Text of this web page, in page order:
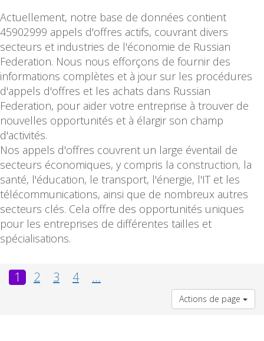
Actuellement, notre base de données contient
45902999 appels d'offres actifs, couvrant divers
secteurs et industries de l'économie de Russian
Federation. Nous nous efforçons de fournir des
informations complètes et à jour sur les procédures
d'appels d'offres et les achats dans Russian
Federation, pour aider votre entreprise à trouver de
nouvelles opportunités et à élargir son champ
d'activités.
Nos appels d'offres couvrent un large éventail de
secteurs économiques, y compris la construction, la
santé, l'éducation, le transport, l'énergie, l'IT et les
télécommunications, ainsi que de nombreux autres
secteurs clés. Cela offre des opportunités uniques
pour les entreprises de différentes tailles et
spécialisations.
1 2 3 4 ...
Actions de page